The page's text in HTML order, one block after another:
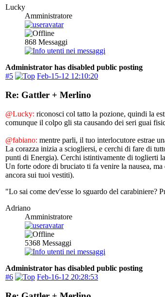
Lucky
Amministratore
868 Messaggi
Administrator has disabled public posting
#5
Feb-15-12 12:10:20
Re: Gattler + Merlino
@Lucky: riconosci col tatto la pozione, quindi la
comunque il colpo gli sta causando dei seri guai
@fabiano: mentre parli, il tuo interlocutore estrae
La corazza inizia a sciogliersi, e cerchi di fare di
punti di Energia). Cerchi istintivamente di toglierti
Un forte odore di bruciato ti fa venire la nausea,
ancora sui tuoi vestiti).
"Lo sai come dev'esse lo sguardo del carabiniere?
Adriano
Amministratore
5368 Messaggi
Administrator has disabled public posting
#6
Feb-16-12 20:28:53